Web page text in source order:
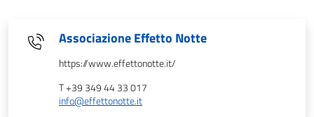
Associazione Effetto Notte
https://www.effettonotte.it/
T +39 349 44 33 017
info@effettonotte.it